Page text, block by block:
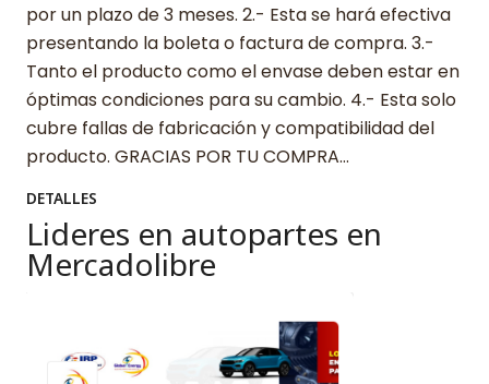
por un plazo de 3 meses. 2.- Esta se hará efectiva
presentando la boleta o factura de compra. 3.-
Tanto el producto como el envase deben estar en
óptimas condiciones para su cambio. 4.- Esta solo
cubre fallas de fabricación y compatibilidad del
producto. GRACIAS POR TU COMPRA…
DETALLES
Lideres en autopartes en
Mercadolibre